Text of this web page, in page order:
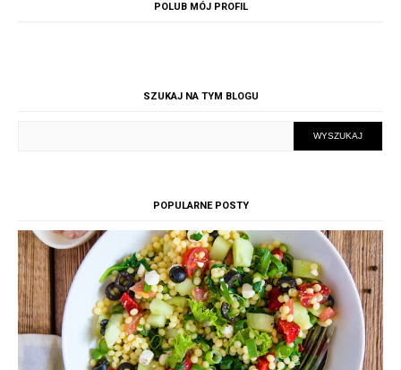
POLUB MÓJ PROFIL
SZUKAJ NA TYM BLOGU
POPULARNE POSTY